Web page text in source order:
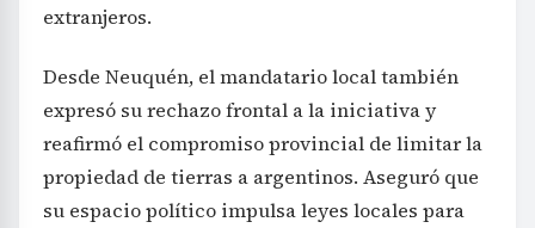
extranjeros.
Desde Neuquén, el mandatario local también
expresó su rechazo frontal a la iniciativa y
reafirmó el compromiso provincial de limitar la
propiedad de tierras a argentinos. Aseguró que
su espacio político impulsa leyes locales para